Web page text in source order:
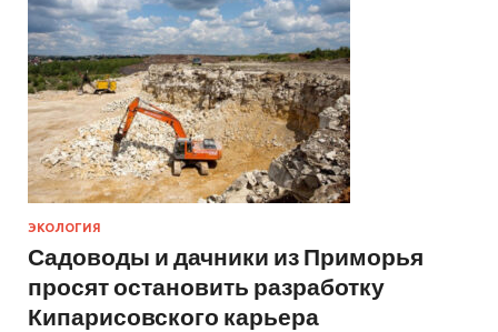
ЭКОЛОГИЯ
Садоводы и дачники из Приморья
просят остановить разработку
Кипарисовского карьера